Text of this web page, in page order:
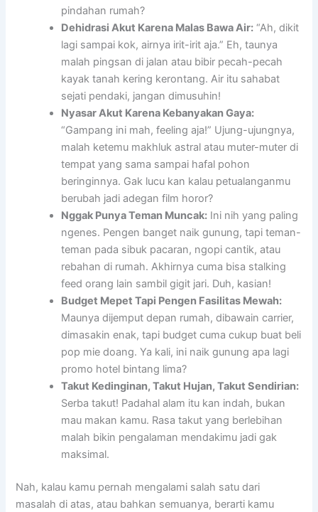
pindahan rumah?
Dehidrasi Akut Karena Malas Bawa Air: “Ah, dikit
lagi sampai kok, airnya irit-irit aja.” Eh, taunya
malah pingsan di jalan atau bibir pecah-pecah
kayak tanah kering kerontang. Air itu sahabat
sejati pendaki, jangan dimusuhin!
Nyasar Akut Karena Kebanyakan Gaya:
“Gampang ini mah, feeling aja!” Ujung-ujungnya,
malah ketemu makhluk astral atau muter-muter di
tempat yang sama sampai hafal pohon
beringinnya. Gak lucu kan kalau petualanganmu
berubah jadi adegan film horor?
Nggak Punya Teman Muncak: Ini nih yang paling
ngenes. Pengen banget naik gunung, tapi teman-
teman pada sibuk pacaran, ngopi cantik, atau
rebahan di rumah. Akhirnya cuma bisa stalking
feed orang lain sambil gigit jari. Duh, kasian!
Budget Mepet Tapi Pengen Fasilitas Mewah:
Maunya dijemput depan rumah, dibawain carrier,
dimasakin enak, tapi budget cuma cukup buat beli
pop mie doang. Ya kali, ini naik gunung apa lagi
promo hotel bintang lima?
Takut Kedinginan, Takut Hujan, Takut Sendirian:
Serba takut! Padahal alam itu kan indah, bukan
mau makan kamu. Rasa takut yang berlebihan
malah bikin pengalaman mendakimu jadi gak
maksimal.
Nah, kalau kamu pernah mengalami salah satu dari
masalah di atas, atau bahkan semuanya, berarti kamu